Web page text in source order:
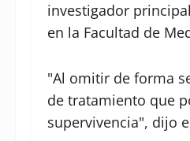
investigador
en la Facultad de
"Al omitir de forma
de tratamiento que
supervivencia", dijo